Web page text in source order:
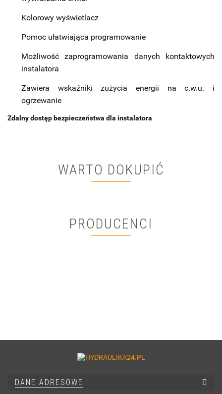
Kolorowy wyświetlacz
Pomoc ułatwiająca programowanie
Możliwość zaprogramowania danych kontaktowych
instalatora
Zawiera wskaźniki zużycia energii na c.w.u. i
ogrzewanie
Zdalny dostęp bezpieczeństwa dla instalatora
WARTO DOKUPIĆ
PRODUCENCI
DANE ADRESOWE